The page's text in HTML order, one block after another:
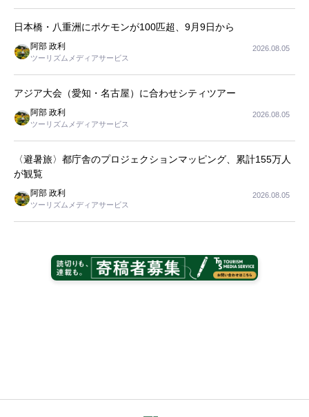
日本橋・八重洲にポケモンが100匹超、9月9日から
阿部 政利
ツーリズムメディアサービス
2026.08.05
アジア大会（愛知・名古屋）に合わせシティツアー
阿部 政利
ツーリズムメディアサービス
2026.08.05
〈避暑旅〉都庁舎のプロジェクションマッピング、累計155万人
が観覧
阿部 政利
ツーリズムメディアサービス
2026.08.05